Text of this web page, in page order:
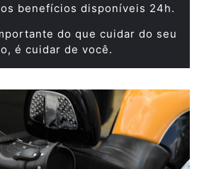
benefícios disponíveis 24h.
do que cuidar do seu
é cuidar de você.